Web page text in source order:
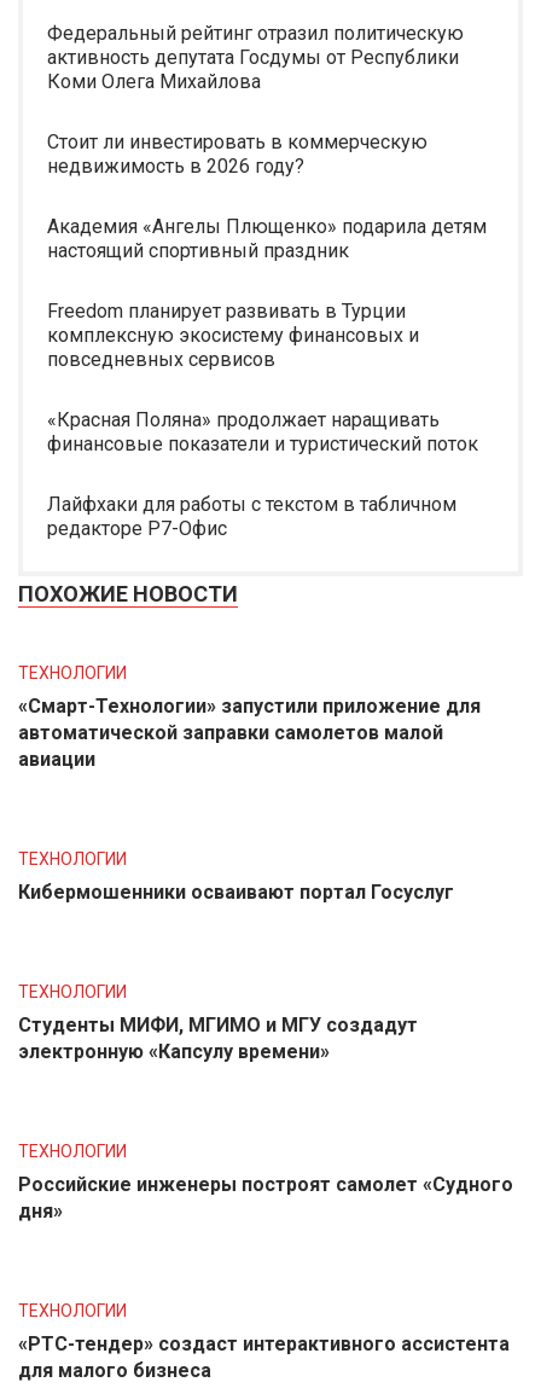
Федеральный рейтинг отразил политическую
активность депутата Госдумы от Республики
Коми Олега Михайлова
Стоит ли инвестировать в коммерческую
недвижимость в 2026 году?
Академия «Ангелы Плющенко» подарила детям
настоящий спортивный праздник
Freedom планирует развивать в Турции
комплексную экосистему финансовых и
повседневных сервисов
«Красная Поляна» продолжает наращивать
финансовые показатели и туристический поток
Лайфхаки для работы с текстом в табличном
редакторе Р7-Офис
ПОХОЖИЕ НОВОСТИ
ТЕХНОЛОГИИ
«Смарт-Технологии» запустили приложение для
автоматической заправки самолетов малой
авиации
ТЕХНОЛОГИИ
Кибермошенники осваивают портал Госуслуг
ТЕХНОЛОГИИ
Студенты МИФИ, МГИМО и МГУ создадут
электронную «Капсулу времени»
ТЕХНОЛОГИИ
Российские инженеры построят самолет «Судного
дня»
ТЕХНОЛОГИИ
«РТС-тендер» создаст интерактивного ассистента
для малого бизнеса